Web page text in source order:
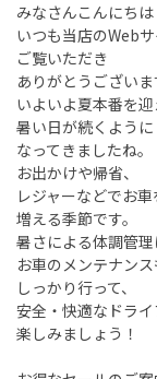
みなさんこんにちは
いつも当店のWeb
ご覧いただき
ありがとうございま
いよいよ夏本番を迎
暑い日が続くように
なってきましたね。
お出かけや帰省、
レジャーなどでお
増える季節です。
暑さによる体調管理
お車のメンテナンス
しっかり行って、
安全・快適なドライ
楽しみましょう！